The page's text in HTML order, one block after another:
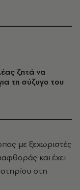
ζητά να
τη σύζυγο του
με ξεχωριστές
και έχει
στη